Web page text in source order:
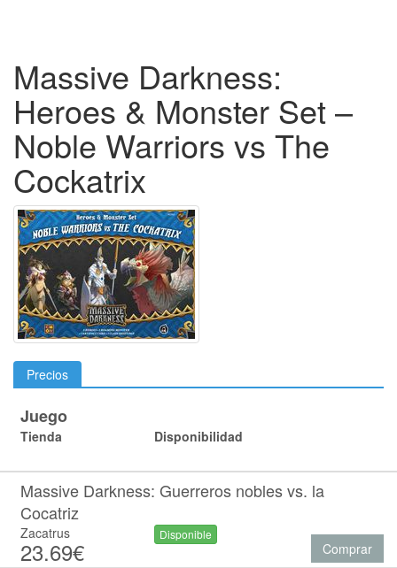
Massive Darkness:
Heroes & Monster Set –
Noble Warriors vs The
Cockatrix
Precios
Juego
Tienda Disponibilidad
Massive Darkness: Guerreros nobles vs. la
Cocatriz
Zacatrus
23.69€
Disponible
Comprar